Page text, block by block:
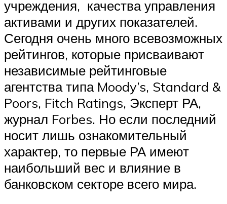
учреждения, качества управления
активами и других показателей.
Сегодня очень много всевозможных
рейтингов, которые присваивают
независимые рейтинговые
агентства типа Moody’s, Standard &
Poors, Fitch Ratings, Эксперт РА,
журнал Forbes. Но если последний
носит лишь ознакомительный
характер, то первые РА имеют
наибольший вес и влияние в
банковском секторе всего мира.